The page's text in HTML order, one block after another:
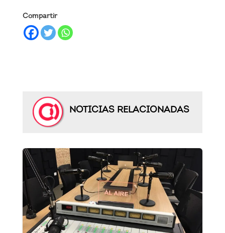
Compartir
NOTICIAS RELACIONADAS